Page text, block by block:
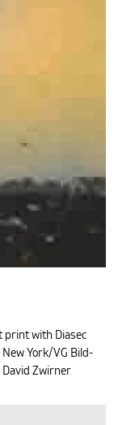
print with Diasec
York/VG Bild-
David Zwirner